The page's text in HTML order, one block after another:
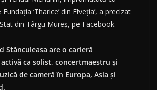
‘Tharice’ din Elveția’, a precizat
din Târgu Mureș, pe Facebook.
Stănculeasa are o carieră
ca solist, concertmaestru și
de cameră în Europa, Asia și